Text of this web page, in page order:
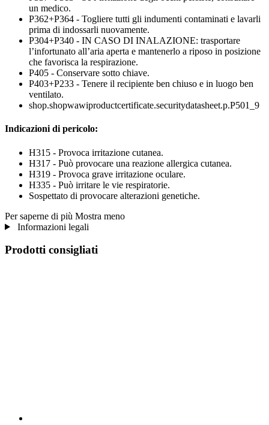
un medico.
P362+P364 - Togliere tutti gli indumenti contaminati e lavarli
prima di indossarli nuovamente.
P304+P340 - IN CASO DI INALAZIONE: trasportare
l’infortunato all’aria aperta e mantenerlo a riposo in posizione
che favorisca la respirazione.
P405 - Conservare sotto chiave.
P403+P233 - Tenere il recipiente ben chiuso e in luogo ben
ventilato.
shop.shopwawiproductcertificate.securitydatasheet.p.P501_9
Indicazioni di pericolo:
H315 - Provoca irritazione cutanea.
H317 - Può provocare una reazione allergica cutanea.
H319 - Provoca grave irritazione oculare.
H335 - Può irritare le vie respiratorie.
Sospettato di provocare alterazioni genetiche.
Per saperne di più Mostra meno
Informazioni legali
Prodotti consigliati